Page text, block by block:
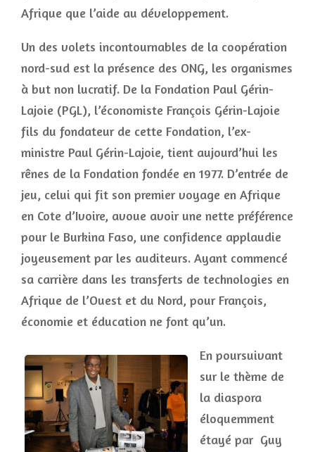
Afrique que l’aide au développement.
Un des volets incontournables de la coopération
nord-sud est la présence des ONG, les organismes
à but non lucratif. De la Fondation Paul Gérin-
Lajoie (PGL), l’économiste François Gérin-Lajoie
fils du fondateur de cette Fondation, l’ex-
ministre Paul Gérin-Lajoie, tient aujourd’hui les
rênes de la Fondation fondée en 1977. D’entrée de
jeu, celui qui fit son premier voyage en Afrique
en Cote d’Ivoire, avoue avoir une nette préférence
pour le Burkina Faso, une confidence applaudie
joyeusement par les auditeurs. Ayant commencé
sa carrière dans les transferts de technologies en
Afrique de l’Ouest et du Nord, pour François,
économie et éducation ne font qu’un.
En poursuivant
sur le thème de
la diaspora
éloquemment
étayé par Guy